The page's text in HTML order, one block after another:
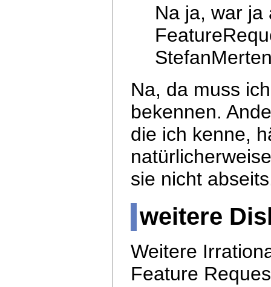
Na ja, war ja
Na, da muss
bekennen.
die ich kenne,
sie nicht
weitere
Weitere
Feature